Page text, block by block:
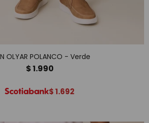
OLYAR POLANCO - Verde
$1.990
$1.692